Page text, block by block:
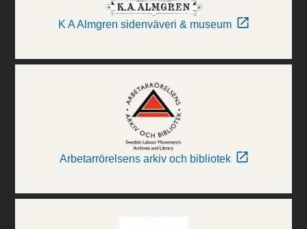
K A Almgren sidenväveri & museum
Arbetarrörelsens arkiv och bibliotek